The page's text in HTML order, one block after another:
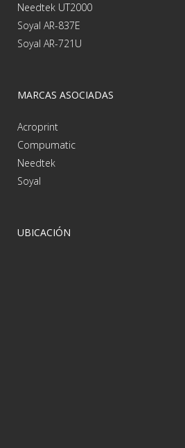
Needtek UT2000
Soyal AR-837E
Soyal AR-721U
MARCAS ASOCIADAS
Acroprint
Compumatic
Needtek
Soyal
UBICACIÓN